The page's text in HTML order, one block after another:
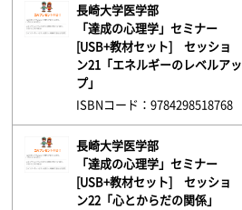
長崎大学医学部
「達成の心理学」セミナー
[USB+教材セット] セッショ
ン21「エネルギーのレベルアッ
プ」
ISBNコード：9784298518768
長崎大学医学部
「達成の心理学」セミナー
[USB+教材セット] セッショ
ン22「心とからだの関係」